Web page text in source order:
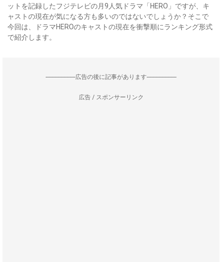
ットを記録したフジテレビの月9人気ドラマ「HERO」ですが、キ
ャストの現在が気になる方も多いのではないでしょうか？そこで
今回は、ドラマHEROのキャストの現在を衝撃順にランキング形式
で紹介します。
--------------------広告の後に記事があります--------------------
広告 / スポンサーリンク